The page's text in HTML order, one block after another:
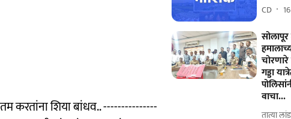
करतांना शिया बांधव.. ---------------
CD
चोरणारे
गड्डा
वाचा...
तात्या